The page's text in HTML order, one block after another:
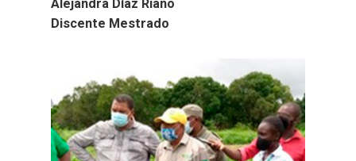
Alejandra Díaz Riaño
Discente Mestrado